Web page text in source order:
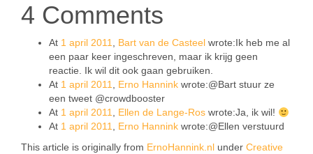
4 Comments
At 1 april 2011, Bart van de Casteel wrote:Ik heb me al
een paar keer ingeschreven, maar ik krijg geen
reactie. Ik wil dit ook gaan gebruiken.
At 1 april 2011, Erno Hannink wrote:@Bart stuur ze
een tweet @crowdbooster
At 1 april 2011, Ellen de Lange-Ros wrote:Ja, ik wil!
At 1 april 2011, Erno Hannink wrote:@Ellen verstuurd
This article is originally from ErnoHannink.nl under Creative